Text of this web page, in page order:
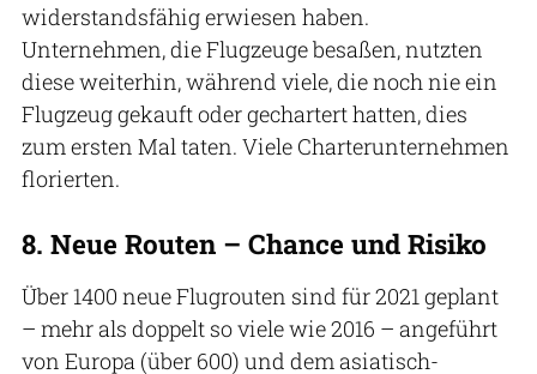
widerstandsfähig erwiesen haben.
Unternehmen, die Flugzeuge besaßen, nutzten
diese weiterhin, während viele, die noch nie ein
Flugzeug gekauft oder gechartert hatten, dies
zum ersten Mal taten. Viele Charterunternehmen
florierten.
8. Neue Routen – Chance und Risiko
Über 1400 neue Flugrouten sind für 2021 geplant
– mehr als doppelt so viele wie 2016 – angeführt
von Europa (über 600) und dem asiatisch-